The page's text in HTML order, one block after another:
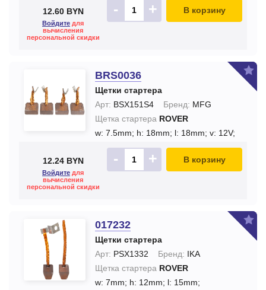
12.60 BYN
Войдите для
вычисления
персональной скидки
- + В корзину
BRS0036
Щетки стартера
Арт: BSX151S4 Бренд: MFG
Щетка стартера ROVER
w: 7.5mm; h: 18mm; l: 18mm; v: 12V;
12.24 BYN
Войдите для
вычисления
персональной скидки
- + В корзину
017232
Щетки стартера
Арт: PSX1332 Бренд: IKA
Щетка стартера ROVER
w: 7mm; h: 12mm; l: 15mm;